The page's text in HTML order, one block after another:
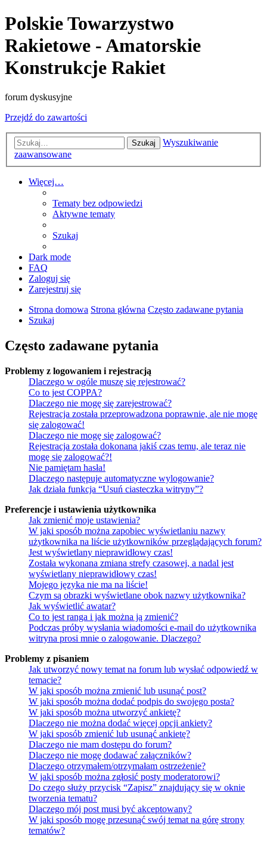
Polskie Towarzystwo
Rakietowe - Amatorskie
Konstrukcje Rakiet
forum dyskusyjne
Przejdź do zawartości
Szukaj
Wyszukiwanie
zaawansowane
Więcej…
Tematy bez odpowiedzi
Aktywne tematy
Szukaj
Dark mode
FAQ
Zaloguj się
Zarejestruj się
Strona domowa Strona główna Często zadawane pytania
Szukaj
Często zadawane pytania
Problemy z logowaniem i rejestracją
Dlaczego w ogóle muszę się rejestrować?
Co to jest COPPA?
Dlaczego nie mogę się zarejestrować?
Rejestracja została przeprowadzona poprawnie, ale nie mogę
się zalogować!
Dlaczego nie mogę się zalogować?
Rejestracja została dokonana jakiś czas temu, ale teraz nie
mogę się zalogować?!
Nie pamiętam hasła!
Dlaczego następuje automatyczne wylogowanie?
Jak działa funkcja “Usuń ciasteczka witryny”?
Preferencje i ustawienia użytkownika
Jak zmienić moje ustawienia?
W jaki sposób można zapobiec wyświetlaniu nazwy
użytkownika na liście użytkowników przeglądających forum?
Jest wyświetlany nieprawidłowy czas!
Została wykonana zmiana strefy czasowej, a nadal jest
wyświetlany nieprawidłowy czas!
Mojego języka nie ma na liście!
Czym są obrazki wyświetlane obok nazwy użytkownika?
Jak wyświetlić awatar?
Co to jest ranga i jak można ją zmienić?
Podczas próby wysłania wiadomości e-mail do użytkownika
witryna prosi mnie o zalogowanie. Dlaczego?
Problemy z pisaniem
Jak utworzyć nowy temat na forum lub wysłać odpowiedź w
temacie?
W jaki sposób można zmienić lub usunąć post?
W jaki sposób można dodać podpis do swojego posta?
W jaki sposób można utworzyć ankietę?
Dlaczego nie można dodać więcej opcji ankiety?
W jaki sposób zmienić lub usunąć ankietę?
Dlaczego nie mam dostępu do forum?
Dlaczego nie mogę dodawać załączników?
Dlaczego otrzymałem/otrzymałam ostrzeżenie?
W jaki sposób można zgłosić posty moderatorowi?
Do czego służy przycisk “Zapisz” znajdujący się w oknie
tworzenia tematu?
Dlaczego mój post musi być akceptowany?
W jaki sposób mogę przesunąć swój temat na górę strony
tematów?